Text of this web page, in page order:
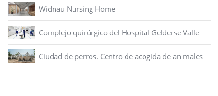
Widnau Nursing Home
Complejo quirúrgico del Hospital Gelderse Vallei
Ciudad de perros. Centro de acogida de animales